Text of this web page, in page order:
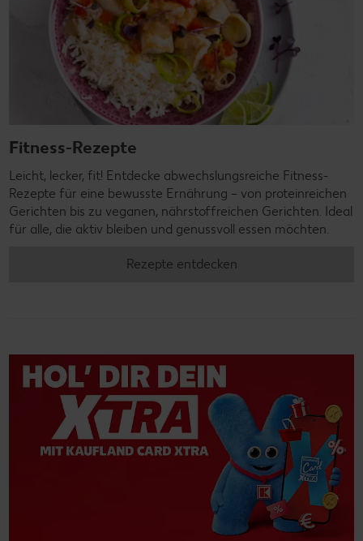
Fitness-Rezepte
Leicht, lecker, fit! Entdecke abwechslungsreiche Fitness-
Rezepte für eine bewusste Ernährung – von proteinreichen
Gerichten bis zu veganen, nährstoffreichen Gerichten. Ideal
für alle, die aktiv bleiben und genussvoll essen möchten.
Rezepte entdecken